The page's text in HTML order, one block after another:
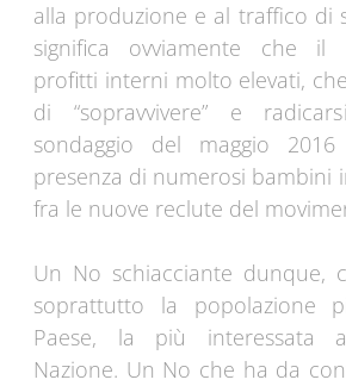
alla produzione e al traffico di
significa ovviamente che il
profitti interni molto elevati,
di “sopravvivere” e
sondaggio del maggio
presenza di numerosi bambini
fra le nuove reclute del
Un No schiacciante dunque,
soprattutto la popolazione
Paese, la più interessata
Nazione. Un No che ha da